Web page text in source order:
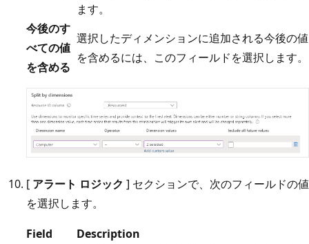
ます。
今後のす
べての値
を含める
選択したディメンションに追加される今後の値
を含めるには、このフィールドを選択します。
[ アラート ロジック ] セクションで、次のフィールドの値
を選択します。
Field
Description